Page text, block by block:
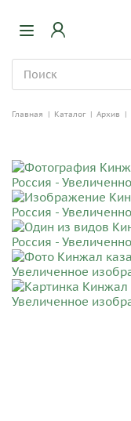
Главная | Каталог | Архив |